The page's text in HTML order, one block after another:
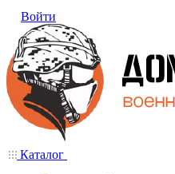
Войти
Каталог